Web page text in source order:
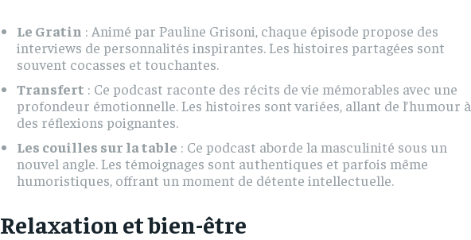
Le Gratin : Animé par Pauline Grisoni, chaque épisode propose des
interviews de personnalités inspirantes. Les histoires partagées sont
souvent cocasses et touchantes.
Transfert : Ce podcast raconte des récits de vie mémorables avec une
profondeur émotionnelle. Les histoires sont variées, allant de l’humour à
des réflexions poignantes.
Les couilles sur la table : Ce podcast aborde la masculinité sous un
nouvel angle. Les témoignages sont authentiques et parfois même
humoristiques, offrant un moment de détente intellectuelle.
Relaxation et bien-être